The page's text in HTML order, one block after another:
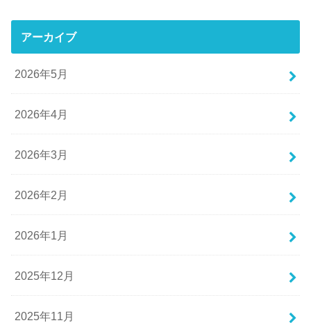
アーカイブ
2026年5月
2026年4月
2026年3月
2026年2月
2026年1月
2025年12月
2025年11月